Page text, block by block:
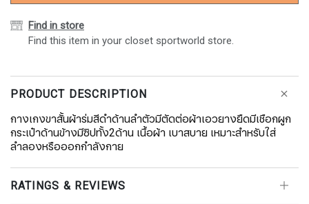
Find in store
Find this item in your closet sportworld store.
PRODUCT DESCRIPTION
กางเกงขาสั้นผ้าร่มสีดำด้านลำตัวมีตัดต่อผ้าเอวยางยืดมีเชือกผูก
กระเป๋าด้านข้างมีซิปทั้ง2ด้าน เนื้อผ้า เบาสบาย เหมาะสำหรับใส่
ลำลองหรือออกกำลังกาย
RATINGS & REVIEWS